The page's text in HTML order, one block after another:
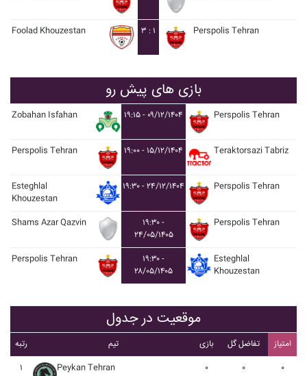
Foolad Khouzestan ۳ : ۱ Perspolis Tehran
بازی های پیش رو
Zobahan Isfahan ۱۹:۱۵ - ۰۹/۱۲/۱۴۰۴ Perspolis Tehran
Perspolis Tehran ۱۹:۰۰ - ۱۵/۱۲/۱۴۰۴ Teraktorsazi Tabriz
Esteghlal
Khouzestan
۱۹:۳۰ - ۲۴/۱۲/۱۴۰۴ Perspolis Tehran
Shams Azar Qazvin
۱۹:۳۰ -
۲۴/۰۵/۱۴۰۵
Perspolis Tehran
Perspolis Tehran
۱۹:۳۰ -
۲۸/۰۵/۱۴۰۵
Esteghlal
Khouzestan
موقعیت در جدول
رتبه تیم بازی تفاضل گل
امتیاز
۱
Peykan Tehran ۰ ۰ ۰